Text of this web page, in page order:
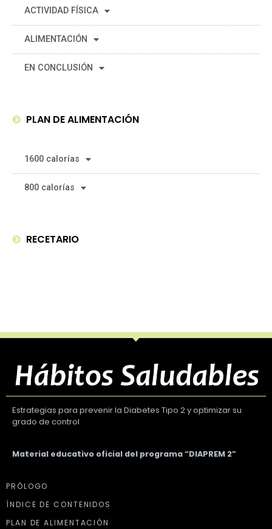
ACTIVIDAD FÍSICA
ALIMENTACIÓN
EN CONCLUSIÓN
PLAN DE ALIMENTACIÓN
1600 calorías
800 calorías
RECETARIO
Estrategias para prevenir la Diabetes Tipo 2 y optimizar su
grado de control
Material educativo oficial del programa “DIAPREM 2”
PRÓLOGO
ÍNDICE DE CONTENIDOS
PLAN DE ALIMENTACIÓN